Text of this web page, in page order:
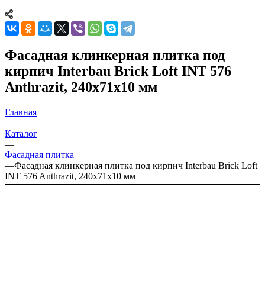
Фасадная клинкерная плитка под
кирпич Interbau Brick Loft INT 576
Anthrazit, 240х71х10 мм
Главная
—
Каталог
—
Фасадная плитка
—Фасадная клинкерная плитка под кирпич Interbau Brick Loft
INT 576 Anthrazit, 240х71х10 мм